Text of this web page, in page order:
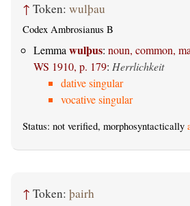
↑ Token: wulþau
Codex Ambrosianus B
Lemma wulþus: noun, common,
WS 1910, p. 179: Herrlichkeit
dative singular
vocative singular
Status: not verified, morphosyntactically
↑ Token: þairh